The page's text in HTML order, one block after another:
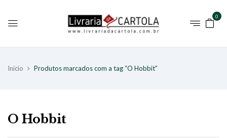
0
Início Produtos marcados com a tag “O Hobbit”
O Hobbit